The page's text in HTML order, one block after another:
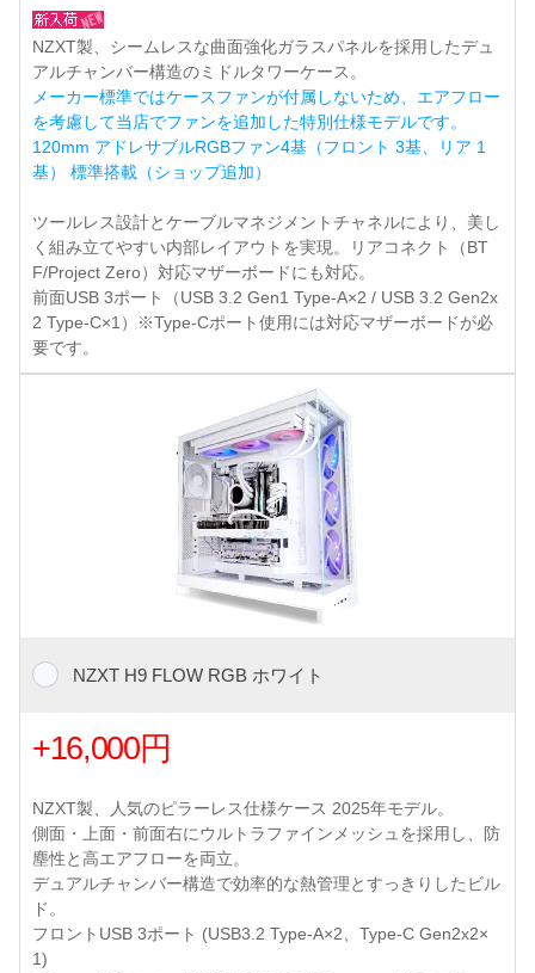
NZXT製、シームレスな曲面強化ガラスパネルを採用したデュ
アルチャンバー構造のミドルタワーケース。
メーカー標準ではケースファンが付属しないため、エアフロー
を考慮して当店でファンを追加した特別仕様モデルです。
120mm アドレサブルRGBファン4基（フロント 3基、リア 1
基） 標準搭載（ショップ追加）
ツールレス設計とケーブルマネジメントチャネルにより、美し
く組み立てやすい内部レイアウトを実現。リアコネクト（BT
F/Project Zero）対応マザーボードにも対応。
前面USB 3ポート（USB 3.2 Gen1 Type-A×2 / USB 3.2 Gen2x
2 Type-C×1）※Type-Cポート使用には対応マザーボードが必
要です。
NZXT H9 FLOW RGB ホワイト
+16,000円
NZXT製、人気のピラーレス仕様ケース 2025年モデル。
側面・上面・前面右にウルトラファインメッシュを採用し、防
塵性と高エアフローを両立。
デュアルチャンバー構造で効率的な熱管理とすっきりしたビル
ド。
フロントUSB 3ポート (USB3.2 Type-A×2、Type-C Gen2x2×
1)